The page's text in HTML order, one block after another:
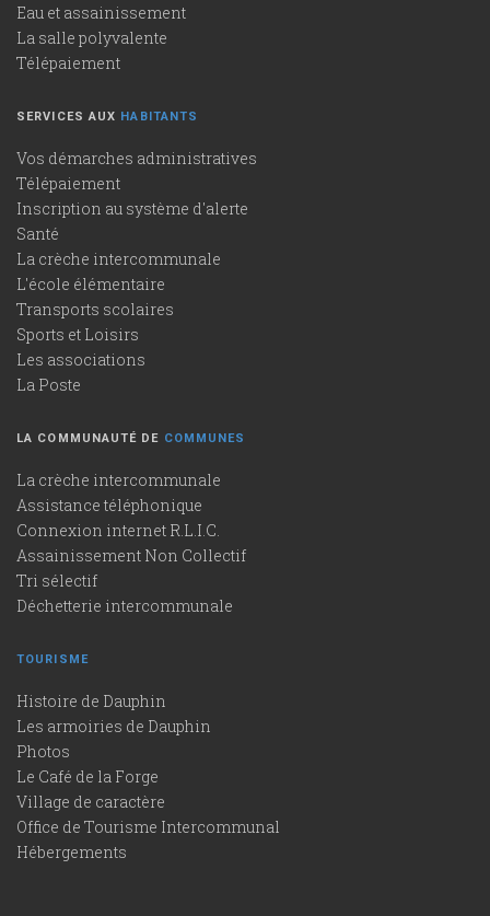
Eau et assainissement
La salle polyvalente
Télépaiement
SERVICES AUX HABITANTS
Vos démarches administratives
Télépaiement
Inscription au système d'alerte
Santé
La crèche intercommunale
L'école élémentaire
Transports scolaires
Sports et Loisirs
Les associations
La Poste
LA COMMUNAUTÉ DE COMMUNES
La crèche intercommunale
Assistance téléphonique
Connexion internet R.L.I.C.
Assainissement Non Collectif
Tri sélectif
Déchetterie intercommunale
TOURISME
Histoire de Dauphin
Les armoiries de Dauphin
Photos
Le Café de la Forge
Village de caractère
Office de Tourisme Intercommunal
Hébergements